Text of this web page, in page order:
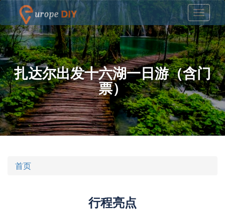
扎达尔出发十六湖一日游（含门
票）
首页
行程亮点